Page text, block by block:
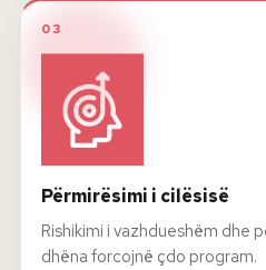
03
Përmirësimi i cilësisë
Rishikimi i vazhdueshëm dhe
dhëna forcojnë çdo program.